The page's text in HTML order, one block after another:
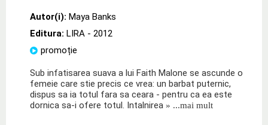
Autor(i): Maya Banks
Editura: LIRA - 2012
promoție
Sub infatisarea suava a lui Faith Malone se ascunde o
femeie care stie precis ce vrea: un barbat puternic,
dispus sa ia totul fara sa ceara - pentru ca ea este
dornica sa-i ofere totul. Intalnirea » ...mai mult